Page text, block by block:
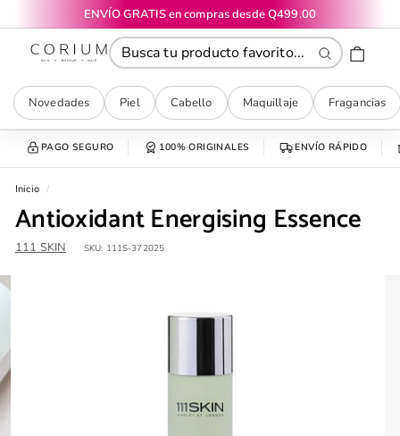
directamente
contenido
diapositivas
pausa
ENVÍO GRATIS en compras desde Q499.00
CORIUM
Buscar
Novedades
Piel Cabello Maquillaje Fragancias
PAGO SEGURO 100% ORIGINALES ENVÍO RÁPIDO
Inicio /
Antioxidant Energising Essence
111 SKIN SKU: 111S-372025